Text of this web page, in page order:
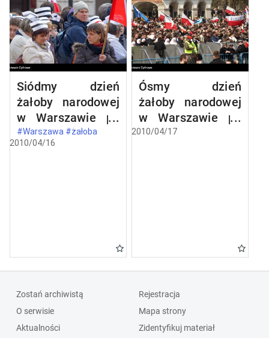
Siódmy dzień
żałoby narodowej
w Warszawie po
katastrofie
lotniczej w
#Warszawa #żałoba
2010/04/16
Ósmy dzień
żałoby narodowej
w Warszawie po
katastrofie
2010/04/17
Zostań archiwistą
O serwisie
Aktualności
Rejestracja
Mapa strony
Zidentyfikuj materiał